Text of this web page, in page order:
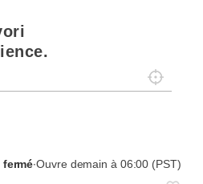
Localisez-
fermé∙Ouvre demain à 06:00 (PST)